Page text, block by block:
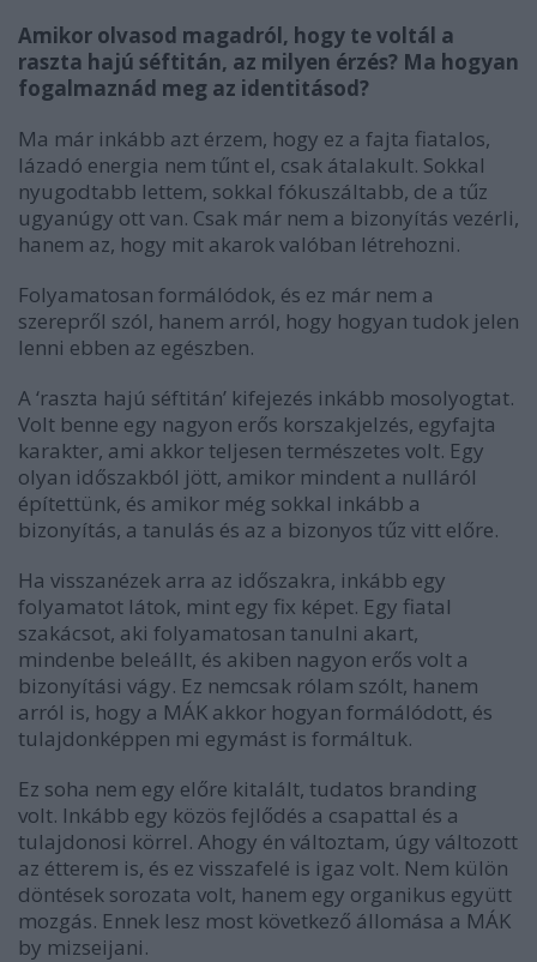
Amikor olvasod magadról, hogy te voltál a
raszta hajú séftitán, az milyen érzés? Ma hogyan
fogalmaznád meg az identitásod?
Ma már inkább azt érzem, hogy ez a fajta fiatalos,
lázadó energia nem tűnt el, csak átalakult. Sokkal
nyugodtabb lettem, sokkal fókuszáltabb, de a tűz
ugyanúgy ott van. Csak már nem a bizonyítás vezérli,
hanem az, hogy mit akarok valóban létrehozni.
Folyamatosan formálódok, és ez már nem a
szerepről szól, hanem arról, hogy hogyan tudok jelen
lenni ebben az egészben.
A ‘raszta hajú séftitán’ kifejezés inkább mosolyogtat.
Volt benne egy nagyon erős korszakjelzés, egyfajta
karakter, ami akkor teljesen természetes volt. Egy
olyan időszakból jött, amikor mindent a nulláról
építettünk, és amikor még sokkal inkább a
bizonyítás, a tanulás és az a bizonyos tűz vitt előre.
Ha visszanézek arra az időszakra, inkább egy
folyamatot látok, mint egy fix képet. Egy fiatal
szakácsot, aki folyamatosan tanulni akart,
mindenbe beleállt, és akiben nagyon erős volt a
bizonyítási vágy. Ez nemcsak rólam szólt, hanem
arról is, hogy a MÁK akkor hogyan formálódott, és
tulajdonképpen mi egymást is formáltuk.
Ez soha nem egy előre kitalált, tudatos branding
volt. Inkább egy közös fejlődés a csapattal és a
tulajdonosi körrel. Ahogy én változtam, úgy változott
az étterem is, és ez visszafelé is igaz volt. Nem külön
döntések sorozata volt, hanem egy organikus együtt
mozgás. Ennek lesz most következő állomása a MÁK
by mizseijani.